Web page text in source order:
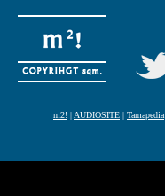
m2! | AUDIOSITE | Tamapedia